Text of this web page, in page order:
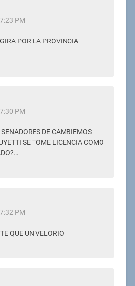
PM
POR LA PROVINCIA
PM
DE CAMBIEMOS
SE TOME LICENCIA COMO
PM
QUE UN VELORIO